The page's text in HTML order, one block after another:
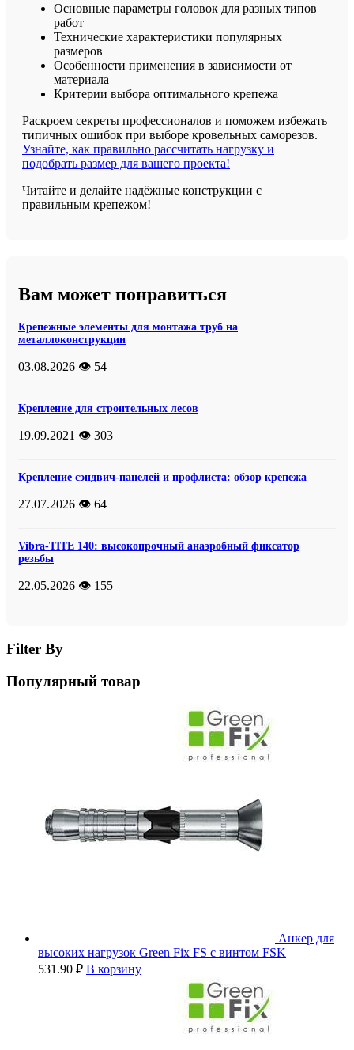
Основные параметры головок для разных типов
работ
Технические характеристики популярных
размеров
Особенности применения в зависимости от
материала
Критерии выбора оптимального крепежа
Раскроем секреты профессионалов и поможем избежать
типичных ошибок при выборе кровельных саморезов.
Узнайте, как правильно рассчитать нагрузку и
подобрать размер для вашего проекта!
Читайте и делайте надёжные конструкции с
правильным крепежом!
Вам может понравиться
Крепежные элементы для монтажа труб на
металлоконструкции
03.08.2026 👁️ 54
Крепление для строительных лесов
19.09.2021 👁️ 303
Крепление сэндвич-панелей и профлиста: обзор крепежа
27.07.2026 👁️ 64
Vibra-TITE 140: высокопрочный анаэробный фиксатор
резьбы
22.05.2026 👁️ 155
Filter By
Популярный товар
Анкер для
высоких нагрузок Green Fix FS с винтом FSK
531.90 ₽ В корзину